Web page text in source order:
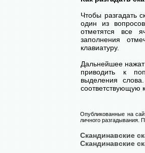
Чтобы разгадать
один из
отметятся все
заполнения
клавиатуру.
Дальнейшее
приводить к
выделения
соответствующую
Опубликованные на
личного разгадывания.
Скандинавские
Скандинавские